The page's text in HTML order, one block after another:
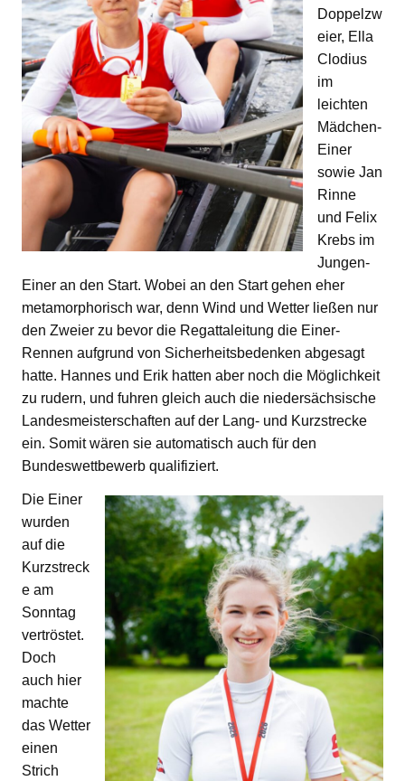
Doppelzw
eier, Ella
Clodius
im
leichten
Mädchen-
Einer
sowie Jan
Rinne
und Felix
Krebs im
Jungen-
Einer an den Start. Wobei an den Start gehen eher
metamorphorisch war, denn Wind und Wetter ließen nur
den Zweier zu bevor die Regattaleitung die Einer-
Rennen aufgrund von Sicherheitsbedenken abgesagt
hatte. Hannes und Erik hatten aber noch die Möglichkeit
zu rudern, und fuhren gleich auch die niedersächsische
Landesmeisterschaften auf der Lang- und Kurzstrecke
ein. Somit wären sie automatisch auch für den
Bundeswettbewerb qualifiziert.
Die Einer
wurden
auf die
Kurzstreck
e am
Sonntag
vertröstet.
Doch
auch hier
machte
das Wetter
einen
Strich